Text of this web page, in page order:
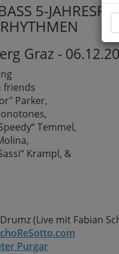
5-
Graz -
friends
Parker,
Temmel,
Krampl, &
(Live mit Fabian
Purgar